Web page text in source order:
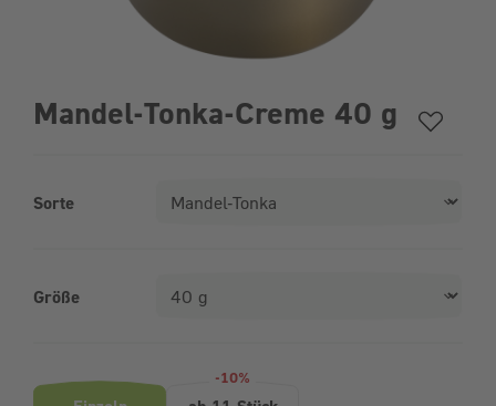
Mandel-Tonka-Creme 40 g
Sorte
Größe
-10%